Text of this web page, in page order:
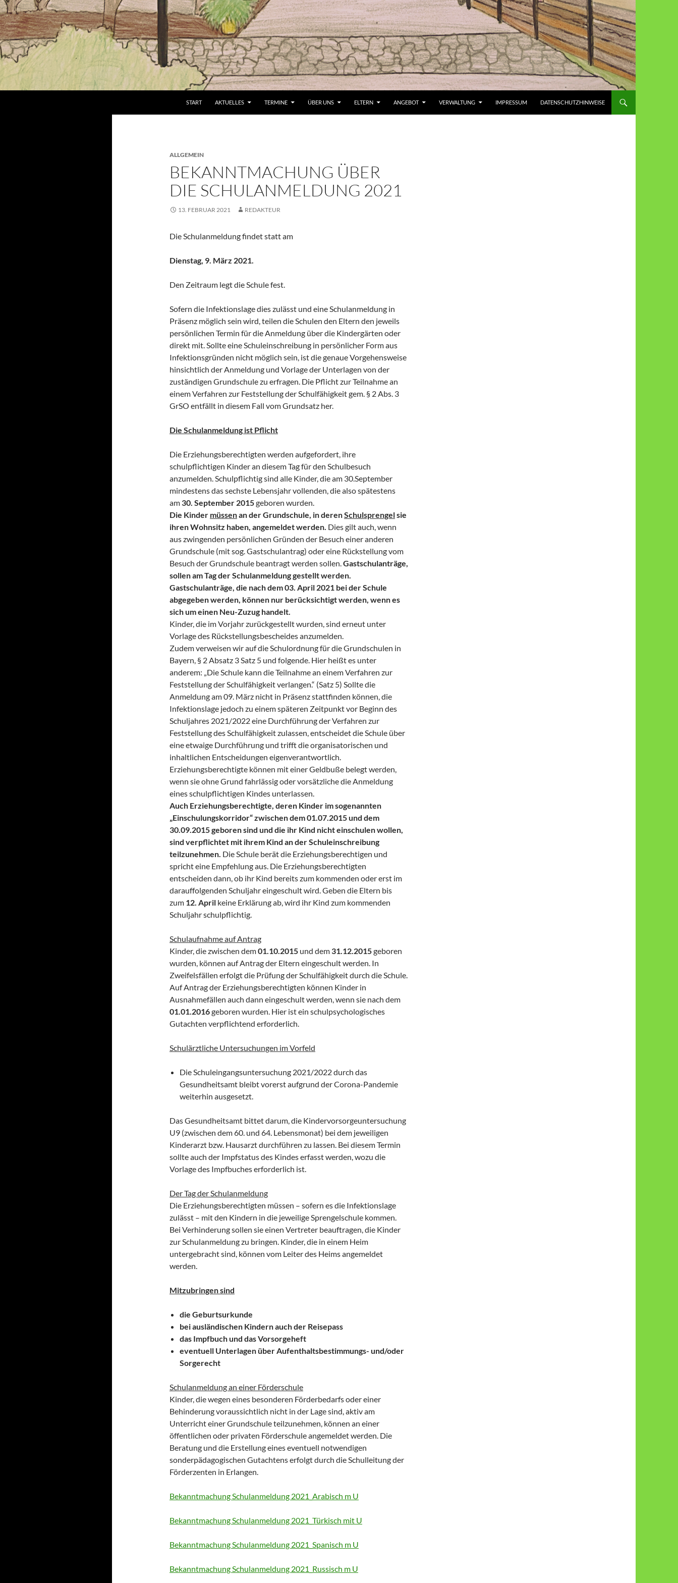
START AKTUELLES TERMINE ÜBER UNS ELTERN ANGEBOT VERWALTUNG IMPRESSUM DATENSCHUTZHINWEISE
ALLGEMEIN
BEKANNTMACHUNG ÜBER
DIE SCHULANMELDUNG 2021
13. FEBRUAR 2021 REDAKTEUR
Die Schulanmeldung findet statt am
Dienstag, 9. März 2021.
Den Zeitraum legt die Schule fest.
Sofern die Infektionslage dies zulässt und eine Schulanmeldung in
Präsenz möglich sein wird, teilen die Schulen den Eltern den jeweils
persönlichen Termin für die Anmeldung über die Kindergärten oder
direkt mit. Sollte eine Schuleinschreibung in persönlicher Form aus
Infektionsgründen nicht möglich sein, ist die genaue Vorgehensweise
hinsichtlich der Anmeldung und Vorlage der Unterlagen von der
zuständigen Grundschule zu erfragen. Die Pflicht zur Teilnahme an
einem Verfahren zur Feststellung der Schulfähigkeit gem. § 2 Abs. 3
GrSO entfällt in diesem Fall vom Grundsatz her.
Die Schulanmeldung ist Pflicht
Die Erziehungsberechtigten werden aufgefordert, ihre
schulpflichtigen Kinder an diesem Tag für den Schulbesuch
anzumelden. Schulpflichtig sind alle Kinder, die am 30.September
mindestens das sechste Lebensjahr vollenden, die also spätestens
am 30. September 2015geboren wurden.
Die Kinder müssenan der Grundschule, in derenSchulsprengelsie
ihren Wohnsitz haben, angemeldet werden. Dies gilt auch, wenn
aus zwingenden persönlichen Gründen der Besuch einer anderen
Grundschule (mit sog. Gastschulantrag) oder eine Rückstellung vom
Besuch der Grundschule beantragt werden sollen.Gastschulanträge,
sollen am Tag der Schulanmeldung gestellt werden.
Gastschulanträge, die nach dem 03. April 2021 bei der Schule
abgegeben werden, können nur berücksichtigt werden, wenn es
sich um einen Neu-Zuzug handelt.
Kinder, die im Vorjahr zurückgestellt wurden, sind erneut unter
Vorlage des Rückstellungsbescheides anzumelden.
Zudem verweisen wir auf die Schulordnung für die Grundschulen in
Bayern, § 2 Absatz 3 Satz 5 und folgende. Hier heißt es unter
anderem: „Die Schule kann die Teilnahme an einem Verfahren zur
Feststellung der Schulfähigkeit verlangen.“ (Satz 5) Sollte die
Anmeldung am 09. März nicht in Präsenz stattfinden können, die
Infektionslage jedoch zu einem späteren Zeitpunkt vor Beginn des
Schuljahres 2021/2022 eine Durchführung der Verfahren zur
Feststellung des Schulfähigkeit zulassen, entscheidet die Schule über
eine etwaige Durchführung und trifft die organisatorischen und
inhaltlichen Entscheidungen eigenverantwortlich.
Erziehungsberechtigte können mit einer Geldbuße belegt werden,
wenn sie ohne Grund fahrlässig oder vorsätzliche die Anmeldung
eines schulpflichtigen Kindes unterlassen.
Auch Erziehungsberechtigte, deren Kinder im sogenannten
„Einschulungskorridor“ zwischen dem 01.07.2015 und dem
30.09.2015 geboren sind und die ihr Kind nicht einschulen wollen,
sind verpflichtet mit ihrem Kind an der Schuleinschreibung
teilzunehmen. Die Schule berät die Erziehungsberechtigen und
spricht eine Empfehlung aus. Die Erziehungsberechtigten
entscheiden dann, ob ihr Kind bereits zum kommenden oder erst im
darauffolgenden Schuljahr eingeschult wird. Geben die Eltern bis
zum 12. April keine Erklärung ab, wird ihr Kind zum kommenden
Schuljahr schulpflichtig.
Schulaufnahme auf Antrag
Kinder, die zwischen dem01.10.2015 und dem 31.12.2015geboren
wurden, können auf Antrag der Eltern eingeschult werden. In
Zweifelsfällen erfolgt die Prüfung der Schulfähigkeit durch die Schule.
Auf Antrag der Erziehungsberechtigten können Kinder in
Ausnahmefällen auch dann eingeschult werden, wenn sie nach dem
01.01.2016geboren wurden. Hier ist ein schulpsychologisches
Gutachten verpflichtend erforderlich.
Schulärztliche Untersuchungen im Vorfeld
Die Schuleingangsuntersuchung 2021/2022 durch das
Gesundheitsamt bleibt vorerst aufgrund der Corona-Pandemie
weiterhin ausgesetzt.
Das Gesundheitsamt bittet darum, die Kindervorsorgeuntersuchung
U9 (zwischen dem 60. und 64. Lebensmonat) bei dem jeweiligen
Kinderarzt bzw. Hausarzt durchführen zu lassen. Bei diesem Termin
sollte auch der Impfstatus des Kindes erfasst werden, wozu die
Vorlage des Impfbuches erforderlich ist.
Der Tag der Schulanmeldung
Die Erziehungsberechtigten müssen – sofern es die Infektionslage
zulässt – mit den Kindern in die jeweilige Sprengelschule kommen.
Bei Verhinderung sollen sie einen Vertreter beauftragen, die Kinder
zur Schulanmeldung zu bringen. Kinder, die in einem Heim
untergebracht sind, können vom Leiter des Heims angemeldet
werden.
Mitzubringen sind
die Geburtsurkunde
bei ausländischen Kindern auch der Reisepass
das Impfbuch und das Vorsorgeheft
eventuell Unterlagen über Aufenthaltsbestimmungs- und/oder
Sorgerecht
Schulanmeldung an einer Förderschule
Kinder, die wegen eines besonderen Förderbedarfs oder einer
Behinderung voraussichtlich nicht in der Lage sind, aktiv am
Unterricht einer Grundschule teilzunehmen, können an einer
öffentlichen oder privaten Förderschule angemeldet werden. Die
Beratung und die Erstellung eines eventuell notwendigen
sonderpädagogischen Gutachtens erfolgt durch die Schulleitung der
Förderzenten in Erlangen.
Bekanntmachung Schulanmeldung 2021_Arabisch m U
Bekanntmachung Schulanmeldung 2021_Türkisch mit U
Bekanntmachung Schulanmeldung 2021_Spanisch m U
Bekanntmachung Schulanmeldung 2021_Russisch m U